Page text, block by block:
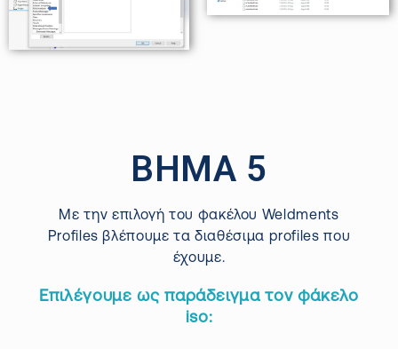
ΒΗΜΑ 5
Με την επιλογή του φακέλου Weldments
Profiles βλέπουμε τα διαθέσιμα profiles που
έχουμε.
Επιλέγουμε ως παράδειγμα τον φάκελο
iso: